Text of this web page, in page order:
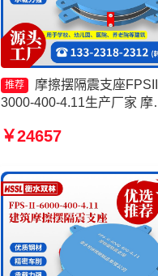
推荐
摩擦摆隔震支座
3000-400-4.11生产厂家 摩
4.11生产厂家 建筑摩擦摆
座FPSII-3000-300-3.48生
厂家
￥24657